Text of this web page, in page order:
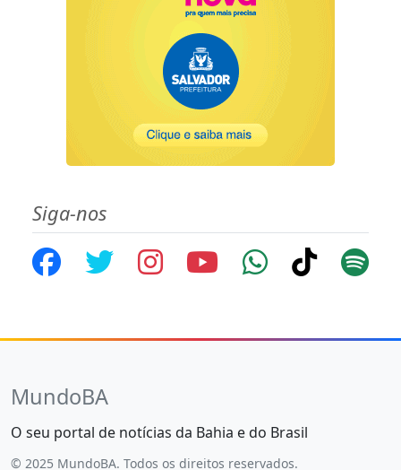
Siga-nos
MundoBA
O seu portal de notícias da Bahia e do Brasil
© 2025 MundoBA. Todos os direitos reservados.